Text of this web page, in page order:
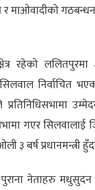
माओवादीको
रहेको
निर्वाचित
गएर सिलवालाई
३ बर्ष प्रधानमन्त्री
नेताहरु